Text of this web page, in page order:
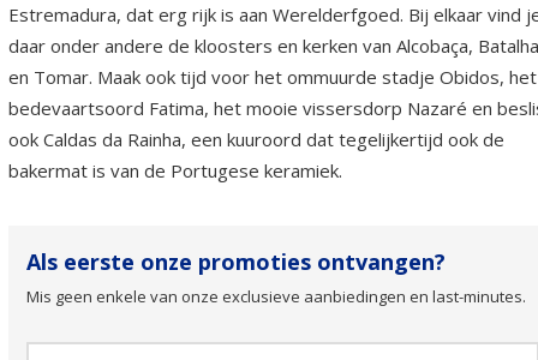
Estremadura, dat erg rijk is aan Werelderfgoed. Bij elkaar vind
daar onder andere de kloosters en kerken van Alcobaça, Batalha
en Tomar. Maak ook tijd voor het ommuurde stadje Obidos, het
bedevaartsoord Fatima, het mooie vissersdorp Nazaré en
ook Caldas da Rainha, een kuuroord dat tegelijkertijd ook de
bakermat is van de Portugese keramiek.
Als eerste onze promoties ontvangen?
Mis geen enkele van onze exclusieve aanbiedingen en last-minutes.